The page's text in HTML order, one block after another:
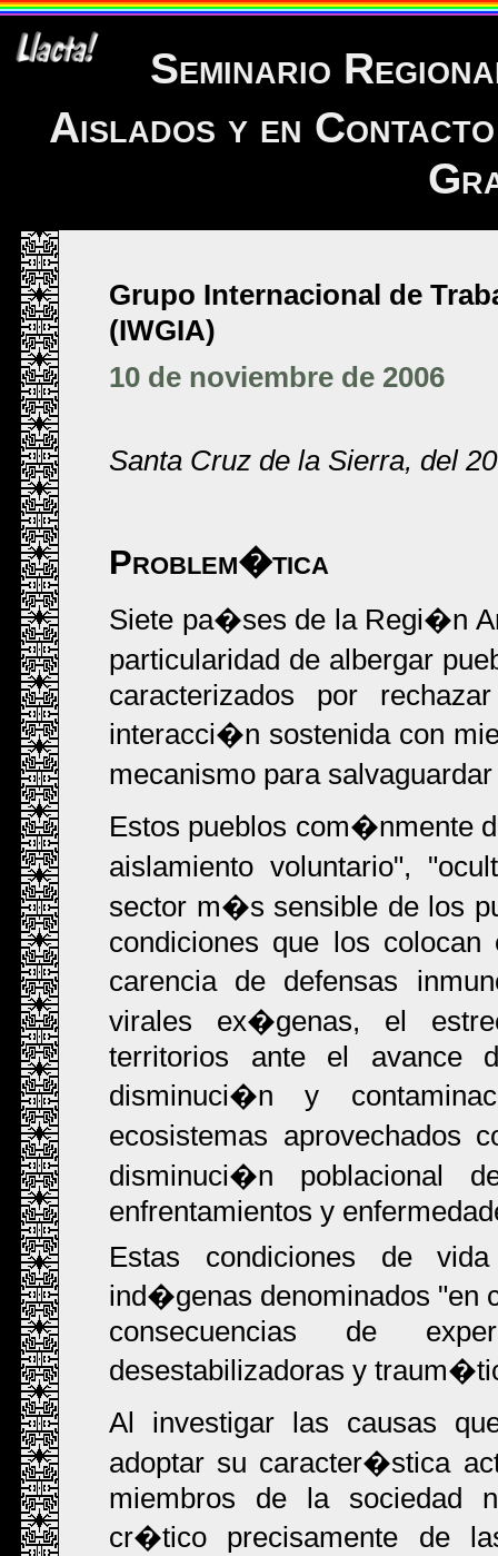
Seminario
Aislados y en
Grupo Internacional de
(IWGIA)
10 de noviembre de 2006
Santa Cruz de la Sierra, del
Problem�tica
Siete pa�ses de la Regi�n
particularidad de albergar
caracterizados por
interacci�n sostenida con
mecanismo para
Estos pueblos com�nmente
aislamiento voluntario",
sector m�s sensible de los
condiciones que los
carencia de defensas
virales ex�genas, el
territorios ante el avance
disminuci�n y
ecosistemas aprovechados
disminuci�n poblacional
enfrentamientos y
Estas condiciones de
ind�genas denominados "en
consecuencias de
desestabilizadoras y
Al investigar las causas
adoptar su caracter�stica
miembros de la sociedad
cr�tico precisamente de